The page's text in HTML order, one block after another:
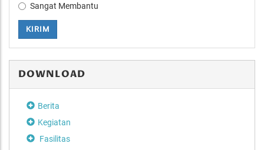
Sangat Membantu
KIRIM
DOWNLOAD
Berita
Kegiatan
Fasilitas